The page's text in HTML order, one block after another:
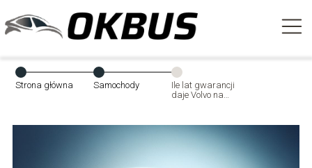
Strona główna Samochody
Ile lat gwarancji
daje Volvo na